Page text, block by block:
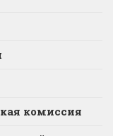
комиссия